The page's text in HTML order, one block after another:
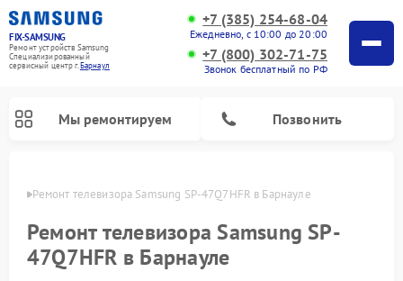
FIX-SAMSUNG
Ремонт устройств Samsung
Специализированный
cервисный центр г.Барнаул
+7 (385) 254-68-04
Ежедневно, с 10:00 до 20:00
+7 (800) 302-71-75
Звонок бесплатный по РФ
Мы ремонтируем Позвонить
Ремонт телевизора Samsung SP-47Q7HFR в Барнауле
Ремонт телевизора Samsung SP-
47Q7HFR в Барнауле